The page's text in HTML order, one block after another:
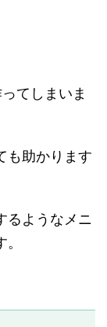
てしまいま
も助かります
るようなメニ